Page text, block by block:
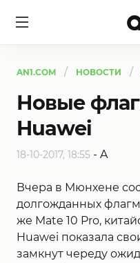
AN1.COM НОВОСТИ
Новые
Huawei
18-10-2017, 18:55 - A
Вчера в Мюнхене
долгожданных
же Mate 10 Pro,
Huawei показала
замкнут череду